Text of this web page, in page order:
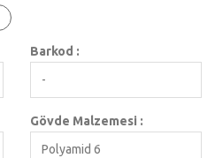
Barkod :
-
Gövde Malzemesi :
Polyamid 6